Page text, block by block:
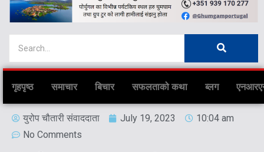
गृहपृष्ठ समाचार बिचार सफलताको कथा ब्लग
युरोप चौतारी संवाददाता July 19, 2023
10:04 am
No Comments